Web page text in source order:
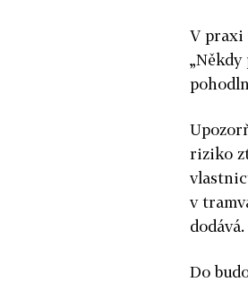
V praxi
riziko
v
dodává.
Do